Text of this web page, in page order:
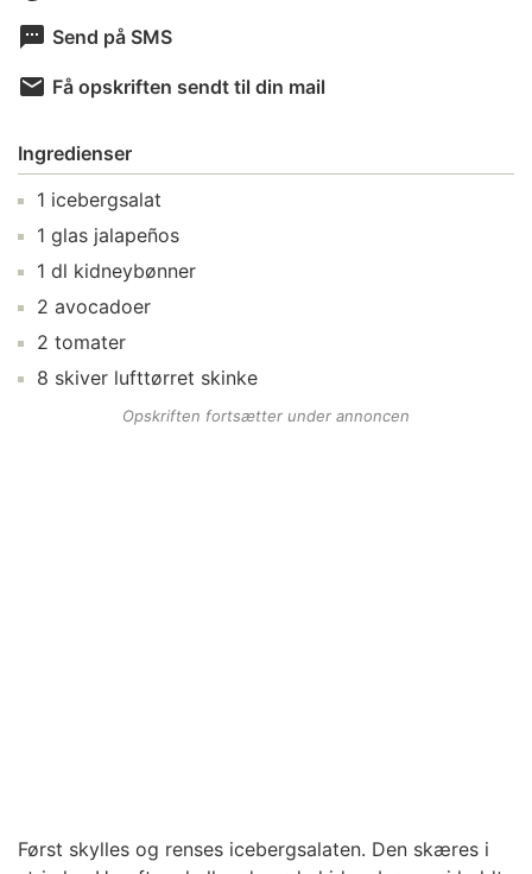
Send på SMS
Få opskriften sendt til din mail
Ingredienser
1 icebergsalat
1 glas jalapeños
1 dl kidneybønner
2 avocadoer
2 tomater
8 skiver lufttørret skinke
Opskriften fortsætter under annoncen
Først skylles og renses icebergsalaten. Den skæres i